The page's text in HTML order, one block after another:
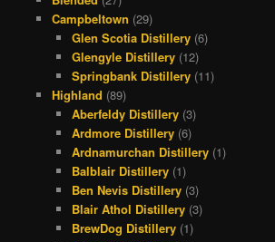
Campbeltown (29)
Glen Scotia Distillery (6)
Glengyle Distillery (12)
Springbank Distillery (11)
Highland (89)
Aberfeldy Distillery (3)
Ardmore Distillery (6)
Ardnamurchan Distillery (1)
Balblair Distillery (1)
Ben Nevis Distillery (3)
Blair Athol Distillery (3)
BrewDog Distillery (1)